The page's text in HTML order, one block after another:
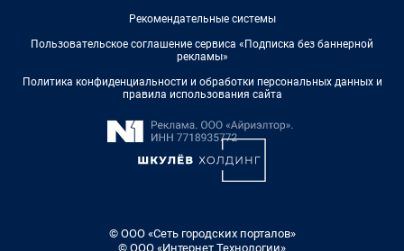
Рекомендательные системы
Пользовательское соглашение сервиса «Подписка без баннерной
рекламы»
Политика конфиденциальности и обработки персональных данных и
правила использования сайта
© ООО «Сеть городских порталов»
© ООО «Интернет Технологии»